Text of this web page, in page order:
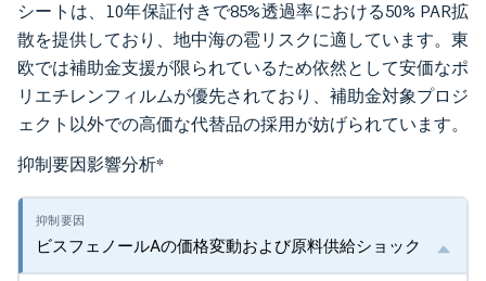
シートは、10年保証付きで85%透過率における50% PAR拡
散を提供しており、地中海の雹リスクに適しています。東
欧では補助金支援が限られているため依然として安価なポ
リエチレンフィルムが優先されており、補助金対象プロジ
ェクト以外での高価な代替品の採用が妨げられています。
抑制要因影響分析*
ビスフェノールAの価格変動および原料供給ショック